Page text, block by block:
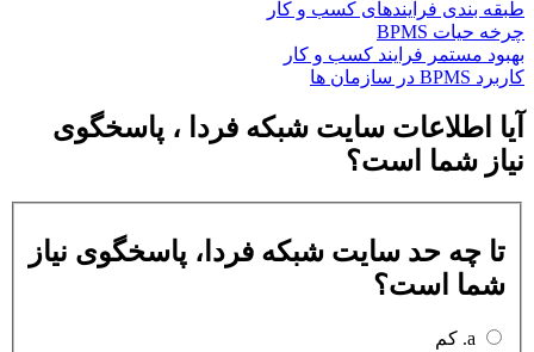
طبقه بندی فرآیندهای كسب و كار
چرخه حیات BPMS
بهبود مستمر فرایند کسب و کار
کاربرد BPMS در سازمان ها
آیا اطلاعات سایت شبکه فردا ، پاسخگوی
نیاز شما است؟
تا چه حد سایت شبکه فردا، پاسخگوی نیاز
شما است؟